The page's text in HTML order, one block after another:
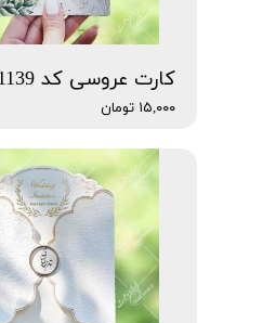
کارت عروسی کد M-1139
۱۵,۰۰۰ تومان